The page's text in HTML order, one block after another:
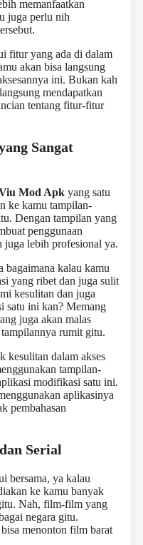
memanfaatkan
juga perlu nih
fitur yang ada di dalam
akan bisa langsung
ini. Bukan kah
mendapatkan
tentang fitur-fitur
Sangat
Mod Apk yang satu
ke kamu tampilan-
Dengan tampilan yang
penggunaan
juga lebih profesional ya.
bagaimana kalau kamu
yang ribet dan juga sulit
kesulitan dan juga
satu ini kan? Memang
juga akan malas
rumit gitu.
kesulitan dalam akses
tampilan-
modifikasi satu ini.
aplikasinya
pembahasan
Serial
bersama, ya kalau
ke kamu banyak
Nah, film-film yang
negara gitu.
menonton film barat